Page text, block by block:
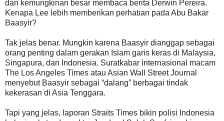
dan kemungkinan besar membaca berita Derwin Pereira.
Kenapa Lee lebih memberikan perhatian pada Abu Bakar
Baasyir?
Tak jelas benar. Mungkin karena Baasyir dianggap sebagai
orang penting dalam gerakan Islam garis keras di Malaysia,
Singapura, dan Indonesia. Suratkabar internasional macam
The Los Angeles Times atau Asian Wall Street Journal
menyebut Baasyir sebagai “dalang” berbagai tindak
kekerasan di Asia Tenggara.
Tapi yang jelas, laporan Straits Times bikin polisi Indonesia